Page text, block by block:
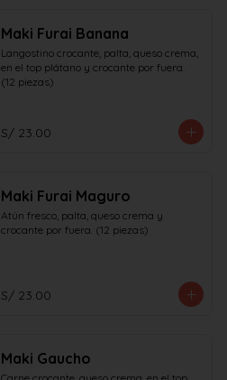
Maki Furai Banana
Langostino crocante, palta, queso crema,
en el top plátano y crocante por fuera.
(12 piezas)
S/ 23.00
Maki Furai Maguro
Atún fresco, palta, queso crema y
crocante por fuera. (12 piezas)
S/ 23.00
Maki Gaucho